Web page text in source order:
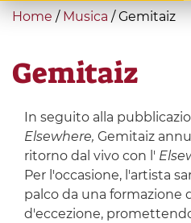
You
here
Home / Musica /Gemitaiz
Gemitaiz
In seguito alla
Elsewhere, Gemitaiz
ritorno dal vivo con l'
Per l'occasione, l'artista
palco da una formazione
d'eccezione,